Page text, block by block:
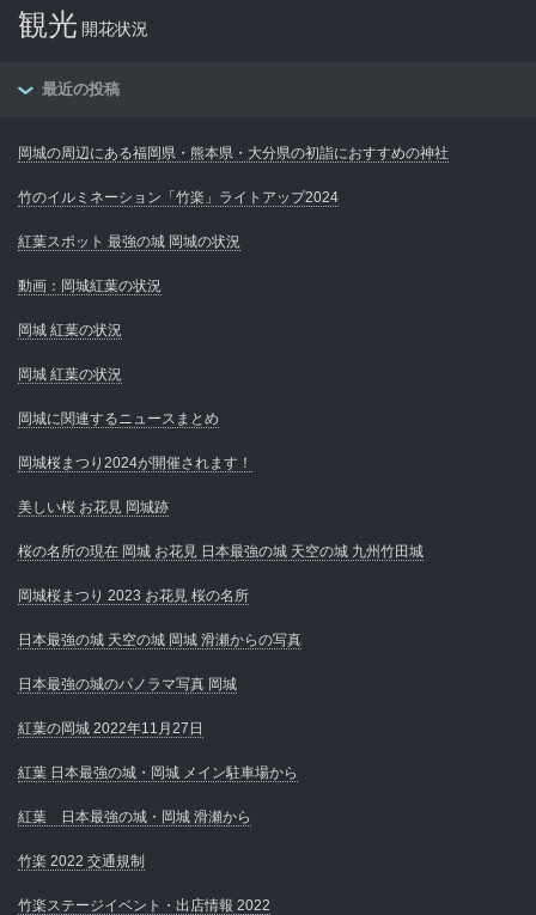
観光 開花状況
最近の投稿
岡城の周辺にある福岡県・熊本県・大分県の初詣におすすめの神社
竹のイルミネーション「竹楽」ライトアップ2024
紅葉スポット 最強の城 岡城の状況
動画：岡城紅葉の状況
岡城 紅葉の状況
岡城 紅葉の状況
岡城に関連するニュースまとめ
岡城桜まつり2024が開催されます！
美しい桜 お花見 岡城跡
桜の名所の現在 岡城 お花見 日本最強の城 天空の城 九州竹田城
岡城桜まつり 2023 お花見 桜の名所
日本最強の城 天空の城 岡城 滑瀬からの写真
日本最強の城のパノラマ写真 岡城
紅葉の岡城 2022年11月27日
紅葉 日本最強の城・岡城 メイン駐車場から
紅葉 日本最強の城・岡城 滑瀬から
竹楽 2022 交通規制
竹楽ステージイベント・出店情報 2022